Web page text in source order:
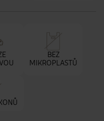
BEZ
MIKROPLASTŮ